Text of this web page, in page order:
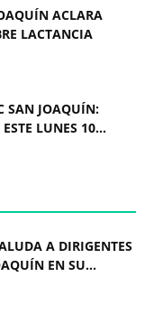
ACLARA
LACTANCIA
SAN JOAQUÍN:
LUNES 10...
A DIRIGENTES
EN SU...